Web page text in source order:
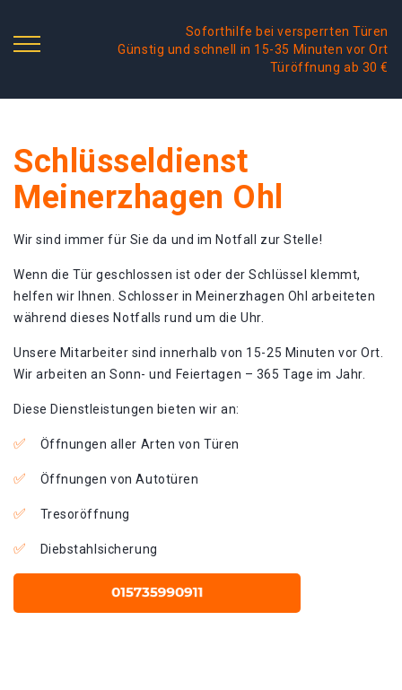
Soforthilfe bei versperrten Türen
Günstig und schnell in 15-35 Minuten vor Ort
Türöffnung ab 30 €
Schlüsseldienst
Meinerzhagen Ohl
Wir sind immer für Sie da und im Notfall zur Stelle!
Wenn die Tür geschlossen ist oder der Schlüssel klemmt,
helfen wir Ihnen. Schlosser in Meinerzhagen Ohl arbeiteten
während dieses Notfalls rund um die Uhr.
Unsere Mitarbeiter sind innerhalb von 15-25 Minuten vor Ort.
Wir arbeiten an Sonn- und Feiertagen – 365 Tage im Jahr.
Diese Dienstleistungen bieten wir an:
Öffnungen aller Arten von Türen
Öffnungen von Autotüren
Tresoröffnung
Diebstahlsicherung